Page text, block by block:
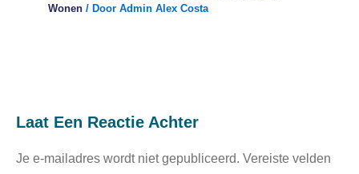
Wonen / Door Admin Alex Costa
Laat Een Reactie Achter
Je e-mailadres wordt niet gepubliceerd. Vereiste velden